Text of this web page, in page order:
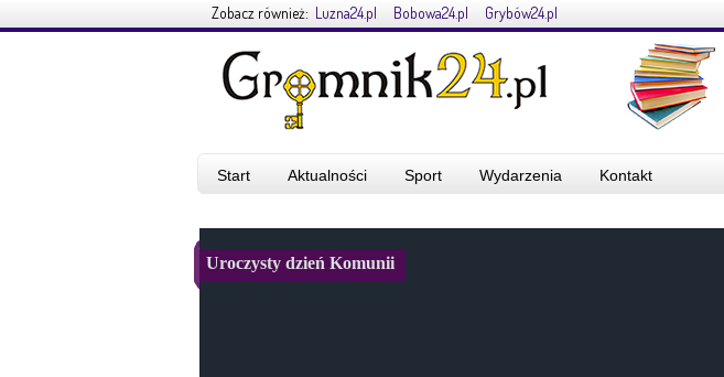
Zobacz również: Luzna24.pl Bobowa24.pl Grybów24.pl
Start Aktualności Sport Wydarzenia Kontakt
Uroczysty dzień Komunii